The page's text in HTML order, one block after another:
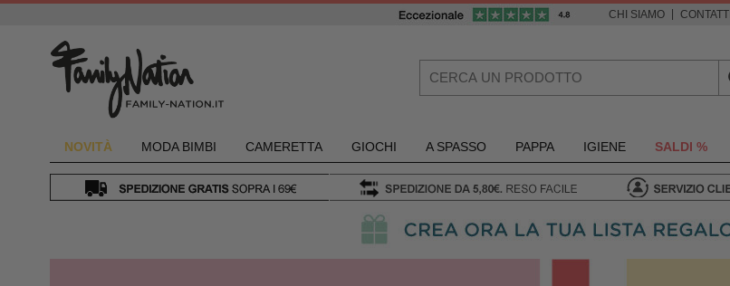
CHI SIAMO CONTATTI
NOVITÀ MODA BIMBI CAMERETTA GIOCHI A SPASSO PAPPA IGIENE SALDI %